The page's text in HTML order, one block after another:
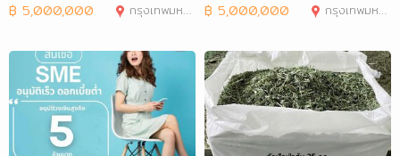
฿ 5,000,000 กรุงเทพมหานคร ฿ 5,000,000 กรุงเทพมหานคร